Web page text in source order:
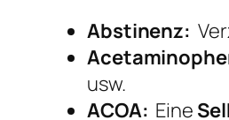
Abstinenz:
usw.
ACOA: Eine